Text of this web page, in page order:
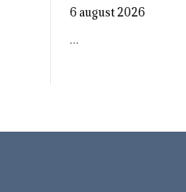
6 august 2026
…